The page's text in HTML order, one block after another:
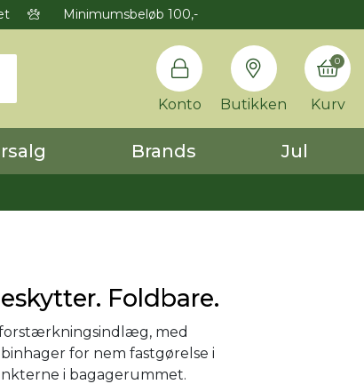
Minimumsbeløb 100,-
Konto Butikken Kurv
0
Brands Jul
Foldbare.
med
for nem fastgørelse i
i bagagerummet.